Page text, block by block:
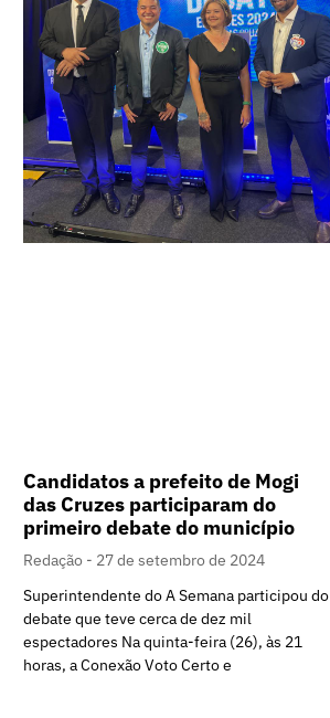
Candidatos a prefeito de Mogi
das Cruzes participaram do
primeiro debate do município
Redação
27 de setembro de 2024
Superintendente do A Semana participou do
debate que teve cerca de dez mil
espectadores Na quinta-feira (26), às 21
horas, a Conexão Voto Certo e